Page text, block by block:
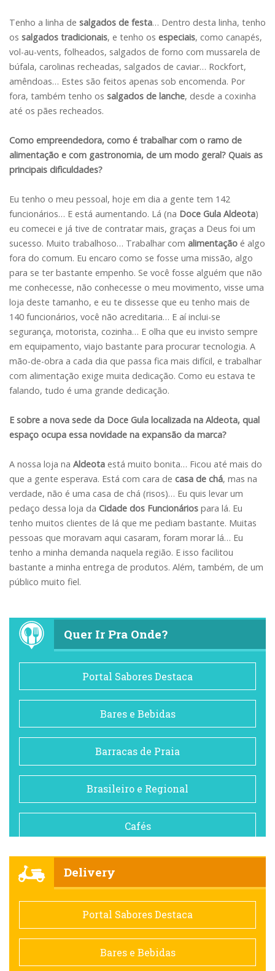
Tenho a linha de salgados de festa… Dentro desta linha, tenho
os salgados tradicionais, e tenho os especiais, como canapés,
vol-au-vents, folheados, salgados de forno com mussarela de
búfala, carolinas recheadas, salgados de caviar… Rockfort,
amêndoas… Estes são feitos apenas sob encomenda. Por
fora, também tenho os salgados de lanche, desde a coxinha
até os pães recheados.
Como empreendedora, como é trabalhar com o ramo de
alimentação e com gastronomia, de um modo geral? Quais as
principais dificuldades?
Eu tenho o meu pessoal, hoje em dia a gente tem 142
funcionários… E está aumentando. Lá (na Doce Gula Aldeota)
eu comecei e já tive de contratar mais, graças a Deus foi um
sucesso. Muito trabalhoso… Trabalhar com alimentação é algo
fora do comum. Eu encaro como se fosse uma missão, algo
para se ter bastante empenho. Se você fosse alguém que não
me conhecesse, não conhecesse o meu movimento, visse uma
loja deste tamanho, e eu te dissesse que eu tenho mais de
140 funcionários, você não acreditaria… E aí inclui-se
segurança, motorista, cozinha… E olha que eu invisto sempre
em equipamento, viajo bastante para procurar tecnologia. A
mão-de-obra a cada dia que passa fica mais difícil, e trabalhar
com alimentação exige muita dedicação. Como eu estava te
falando, tudo é uma grande dedicação.
E sobre a nova sede da Doce Gula localizada na Aldeota, qual
espaço ocupa essa novidade na expansão da marca?
A nossa loja na Aldeota está muito bonita… Ficou até mais do
que a gente esperava. Está com cara de casa de chá, mas na
verdade, não é uma casa de chá (risos)… Eu quis levar um
pedaço dessa loja da Cidade dos Funcionários para lá. Eu
tenho muitos clientes de lá que me pediam bastante. Muitas
pessoas que moravam aqui casaram, foram morar lá… Eu
tenho a minha demanda naquela região. E isso facilitou
bastante a minha entrega de produtos. Além, também, de um
público muito fiel.
Quer Ir Pra Onde?
Portal Sabores Destaca
Bares e Bebidas
Barracas de Praia
Brasileiro e Regional
Cafés
Comida saudável
Contemporânea
Delivery
Portal Sabores Destaca
Bares e Bebidas